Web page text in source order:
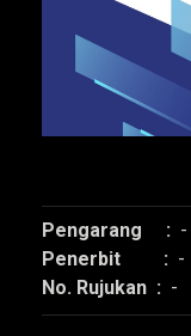
Pengarang : -
Penerbit : -
No. Rujukan : -